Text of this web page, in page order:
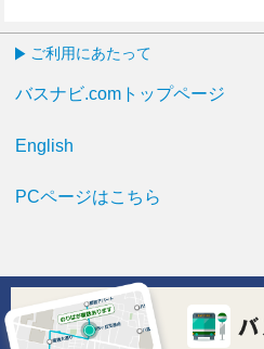
ご利用にあたって
バスナビ.comトップページ
English
PCページはこちら